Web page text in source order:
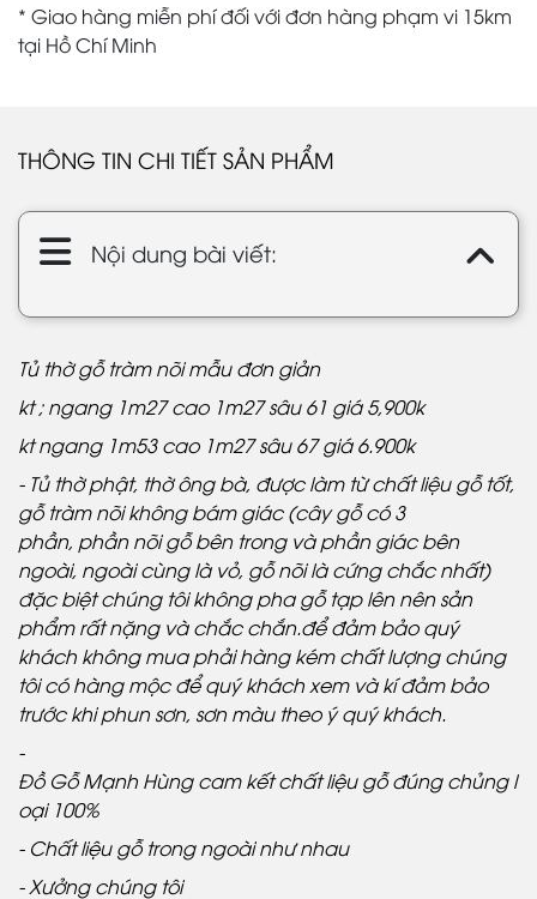
* Giao hàng miễn phí đối với đơn hàng phạm vi 15km
tại Hồ Chí Minh
THÔNG TIN CHI TIẾT SẢN PHẨM
Nội dung bài viết:
Tủ thờ gỗ tràm nõi mẫu đơn giản
kt ; ngang 1m27 cao 1m27 sâu 61 giá 5,900k
kt ngang 1m53 cao 1m27 sâu 67 giá 6.900k
- Tủ thờ phật, thờ ông bà, được làm từ chất liệu gỗ tốt,
gỗ tràm nõi không bám giác (cây gỗ có 3
phần, phần nõi gỗ bên trong và phần giác bên
ngoài, ngoài cùng là vỏ, gỗ nõi là cứng chắc nhất)
đặc biệt chúng tôi không pha gỗ tạp lên nên sản
phẩm rất nặng và chắc chắn.để đảm bảo quý
khách không mua phải hàng kém chất lượng chúng
tôi có hàng mộc để quý khách xem và kí đảm bảo
trước khi phun sơn, sơn màu theo ý quý khách.
-
Đồ Gỗ Mạnh Hùng cam kết chất liệu gỗ đúng chủng l
oại 100%
- Chất liệu gỗ trong ngoài như nhau
- Xưởng chúng tôi